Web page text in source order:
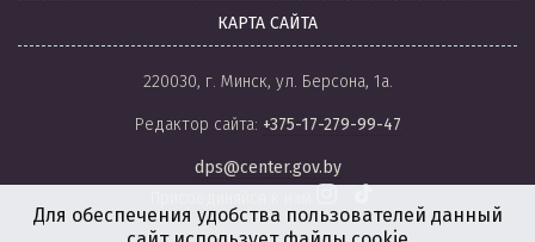
КАРТА САЙТА
220030, г. Минск, ул. Берсона, 1а.
Редактор сайта: +375-17-279-99-47
dps@center.gov.by
Для обеспечения удобства пользователей данный